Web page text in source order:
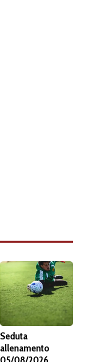
Seduta
allenamento